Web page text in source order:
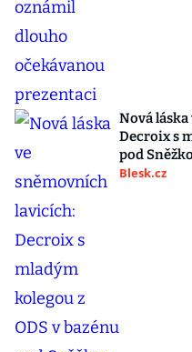
Nová
Decroix s
pod
Blesk.cz